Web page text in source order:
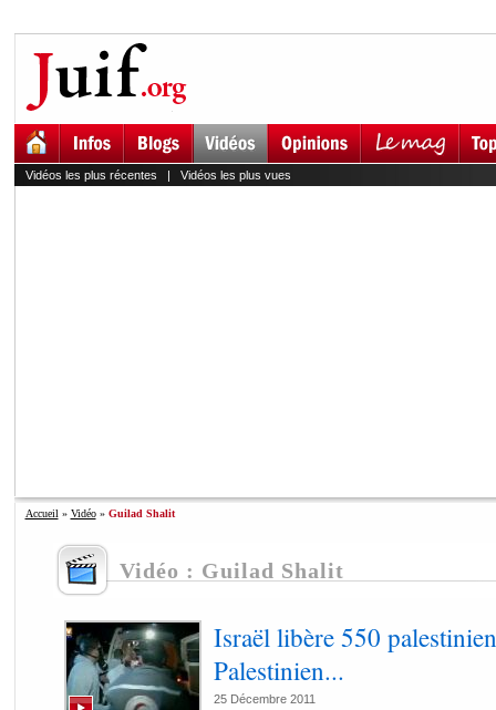
Vidéos les plus récentes | Vidéos les plus vues
Accueil » Vidéo» Guilad Shalit
Vidéo : Guilad Shalit
Israël libère 550
Palestinien...
25 Décembre 2011